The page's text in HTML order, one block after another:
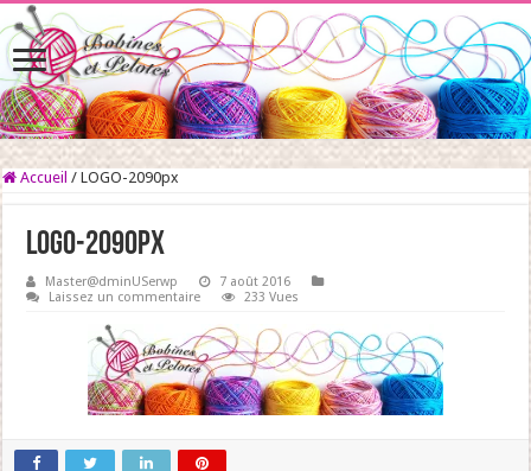
Accueil / LOGO-2090px
LOGO-2090px
Master@dminUSerwp
7 août 2016
Laissez un commentaire
233 Vues